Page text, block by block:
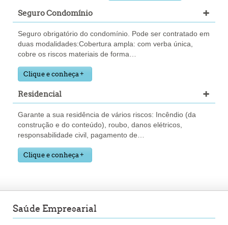
Seguro Condomínio +
Seguro obrigatório do condomínio. Pode ser contratado em
duas modalidades:Cobertura ampla: com verba única,
cobre os riscos materiais de forma
Clique e conheça
Residencial +
Garante a sua residência de vários riscos: Incêndio (da
construção e do conteúdo), roubo, danos elétricos,
responsabilidade civil, pagamento de
Clique e conheça
Saúde Empresarial